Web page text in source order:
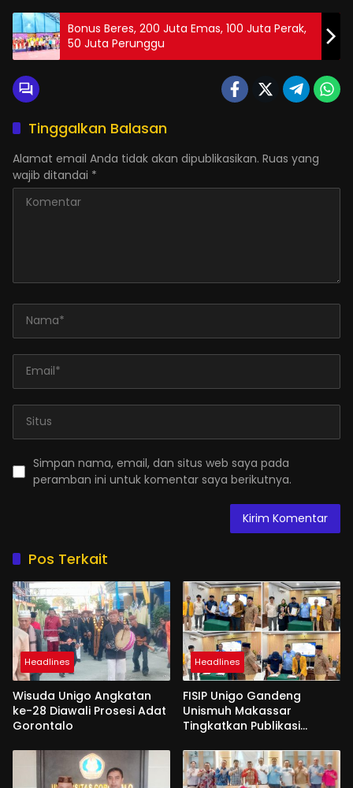
Bonus Beres, 200 Juta Emas, 100 Juta Perak,
50 Juta Perunggu
Tinggalkan Balasan
Alamat email Anda tidak akan dipublikasikan. Ruas yang
wajib ditandai *
Simpan nama, email, dan situs web saya pada
peramban ini untuk komentar saya berikutnya.
Pos Terkait
Headlines
Wisuda Unigo Angkatan
ke-28 Diawali Prosesi Adat
Gorontalo
Headlines
FISIP Unigo Gandeng
Unismuh Makassar
Tingkatkan Publikasi